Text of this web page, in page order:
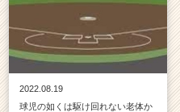
2022.08.19
球児の如くは駆け回れない老体か